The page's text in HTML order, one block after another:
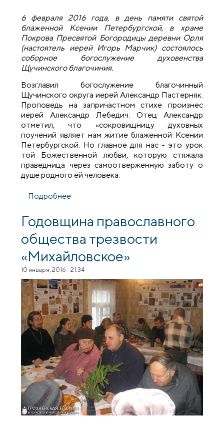
6 февраля 2016 года, в день памяти святой
блаженной Ксении Петербургской, в храме
Покрова Пресвятой Богородицы деревни Орля
(настоятель иерей Игорь Марчик) состоялось
соборное богослужение духовенства
Щучинского благочиния.
Возглавил богослужение благочинный
Щучинского округа иерей Александр Пастерняк.
Проповедь на запричастном стихе произнес
иерей Александр Лебедич. Отец Александр
отметил, что «сокровищницу духовных
поучений являет нам житие блаженной Ксении
Петербургской. Но главное для нас - это урок
той Божественной любви, которую стяжала
праведница через самоотверженную заботу о
душе родного ей человека.
Подробнее
соборное богослужение духовенства
Годовщина православного
общества трезвости
«Михайловское»
10 января, 2016 - 21:34